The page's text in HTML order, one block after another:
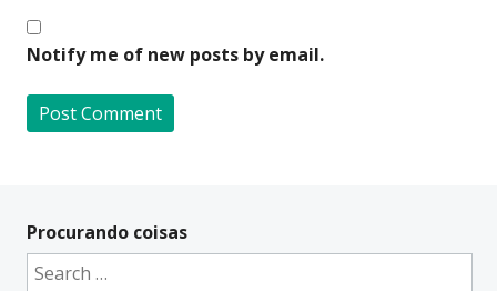
Notify me of new posts by email.
t
e
Procurando coisas
Search